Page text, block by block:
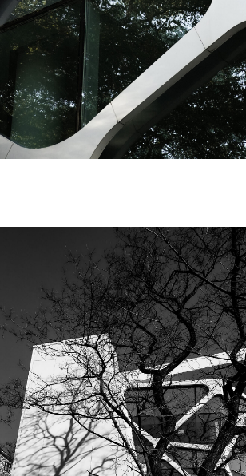
и уникальность в современном
архитектурном контексте
Этот проект — яркий пример того, как авторский
надзор обеспечивает качественное исполнение.
Доверие заказчика к нашим профессиональным
навыкам и рекомендациям позволило в точности
воплотить задуманный проект в жизнь
ДО И ПОСЛЕ